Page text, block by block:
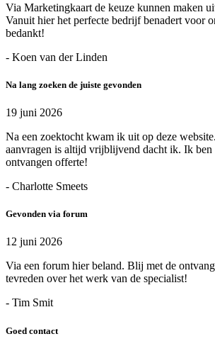
Via Marketingkaart de keuze kunnen maken
Vanuit hier het perfecte bedrijf benadert voor
bedankt!
- Koen van der Linden
Na lang zoeken de juiste gevonden
19 juni 2026
Na een zoektocht kwam ik uit op deze
aanvragen is altijd vrijblijvend dacht ik. Ik ben
ontvangen offerte!
- Charlotte Smeets
Gevonden via forum
12 juni 2026
Via een forum hier beland. Blij met de
tevreden over het werk van de specialist!
- Tim Smit
Goed contact